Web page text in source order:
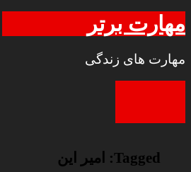
مهارت برتر
مهارت های زندگی
Tagged: امیر این